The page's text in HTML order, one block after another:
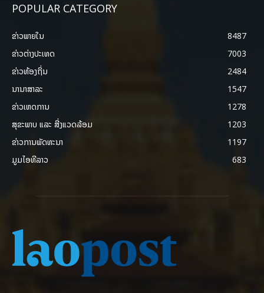
POPULAR CATEGORY
ຂ່າວພາຍ​ໃນ
8487
ຂ່າວຕ່າງປະເທດ
7003
ຂ່າວທ້ອງຖິ່ນ
2484
ນານາສາລະ
1547
ຂ່າວເຫດການ
1278
ສຸຂະພາບ ແລະ ສີ່ງແວດລ້ອມ
1203
ຂ່າວການພັດທະນາ
1197
ມູມໄອທີລາວ
683